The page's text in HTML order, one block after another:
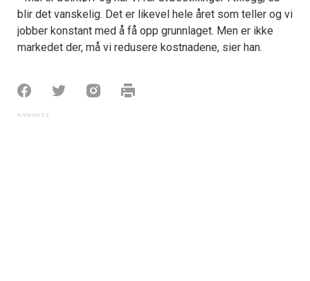
blir det vanskelig. Det er likevel hele året som teller og vi
jobber konstant med å få opp grunnlaget. Men er ikke
markedet der, må vi redusere kostnadene, sier han.